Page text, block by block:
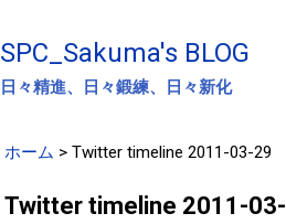
SPC_Sakuma's BLOG
日々精進、日々鍛練、日々新化
ホーム > Twitter timeline 2011-03-29
Twitter timeline 2011-